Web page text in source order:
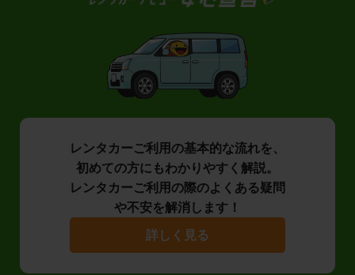
レンタカーご利用の基本的な流れを、
初めての方にもわかりやすく解説。
レンタカーご利用の際のよくある疑問
や不安を解消します！
詳しく見る